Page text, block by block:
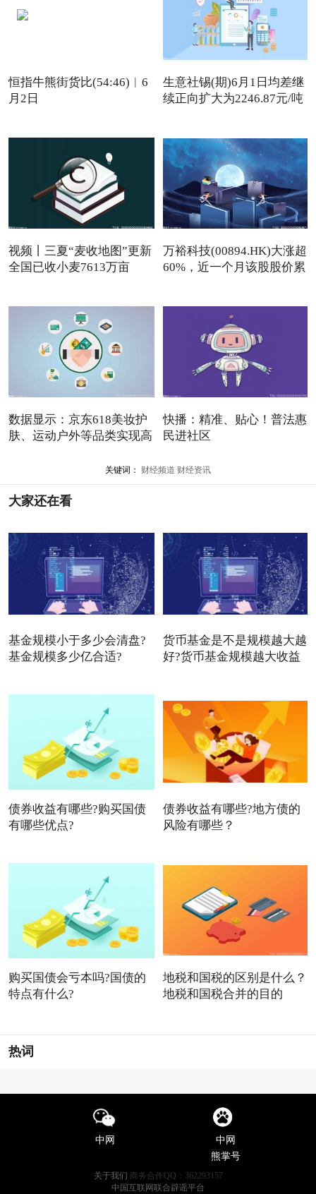
恒指牛熊街货比(54:46)︱6
月2日
生意社锡(期)6月1日均差继
续正向扩大为2246.87元/吨
视频丨三夏“麦收地图”更新
全国已收小麦7613万亩
万裕科技(00894.HK)大涨超
60%，近一个月该股股价累
数据显示：京东618美妆护
肤、运动户外等品类实现高
快播：精准、贴心！普法惠
民进社区
关键词： 财经频道 财经资讯
大家还在看
基金规模小于多少会清盘?
基金规模多少亿合适?
货币基金是不是规模越大越
好?货币基金规模越大收益
债券收益有哪些?购买国债
有哪些优点?
债券收益有哪些?地方债的
风险有哪些？
购买国债会亏本吗?国债的
特点有什么?
地税和国税的区别是什么？
地税和国税合并的目的
热词
中网
中网
熊掌号
关于我们 商务合作QQ：362293157
中国互联网联合辟谣平台